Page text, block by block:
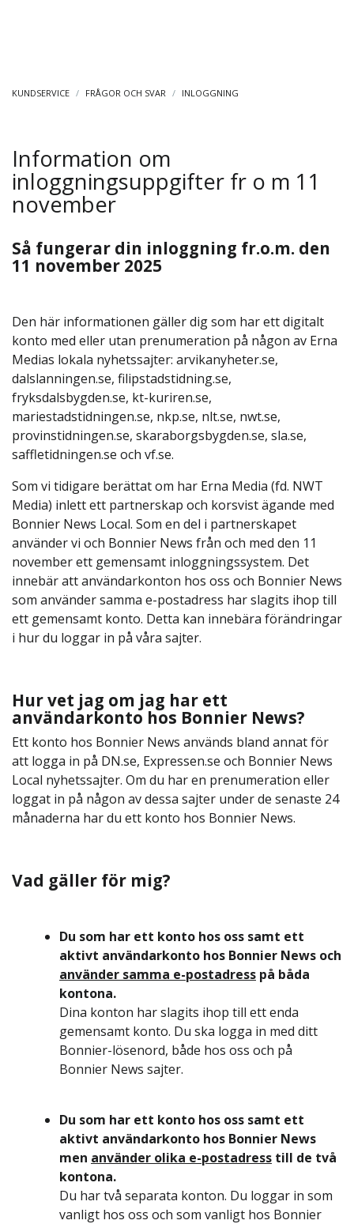
KUNDSERVICE / FRÅGOR OCH SVAR / INLOGGNING
Information om
inloggningsuppgifter fr o m 11
november
Så fungerar din inloggning fr.o.m. den
11 november 2025
Den här informationen gäller dig som har ett digitalt
konto med eller utan prenumeration på någon av Erna
Medias lokala nyhetssajter: arvikanyheter.se,
dalslanningen.se, filipstadstidning.se,
fryksdalsbygden.se, kt-kuriren.se,
mariestadstidningen.se, nkp.se, nlt.se, nwt.se,
provinstidningen.se, skaraborgsbygden.se, sla.se,
saffletidningen.se och vf.se.
Som vi tidigare berättat om har Erna Media (fd. NWT
Media) inlett ett partnerskap och korsvist ägande med
Bonnier News Local. Som en del i partnerskapet
använder vi och Bonnier News från och med den 11
november ett gemensamt inloggningssystem. Det
innebär att användarkonton hos oss och Bonnier News
som använder samma e-postadress har slagits ihop till
ett gemensamt konto. Detta kan innebära förändringar
i hur du loggar in på våra sajter.
Hur vet jag om jag har ett
användarkonto hos Bonnier News?
Ett konto hos Bonnier News används bland annat för
att logga in på DN.se, Expressen.se och Bonnier News
Local nyhetssajter. Om du har en prenumeration eller
loggat in på någon av dessa sajter under de senaste 24
månaderna har du ett konto hos Bonnier News.
Vad gäller för mig?
Du som har ett konto hos oss samt ett
aktivt användarkonto hos Bonnier News och
använder samma e-postadress på båda
kontona.
Dina konton har slagits ihop till ett enda
gemensamt konto. Du ska logga in med ditt
Bonnier-lösenord, både hos oss och på
Bonnier News sajter.
Du som har ett konto hos oss samt ett
aktivt användarkonto hos Bonnier News
men använder olika e-postadress till de två
kontona.
Du har två separata konton. Du loggar in som
vanligt hos oss och som vanligt hos Bonnier